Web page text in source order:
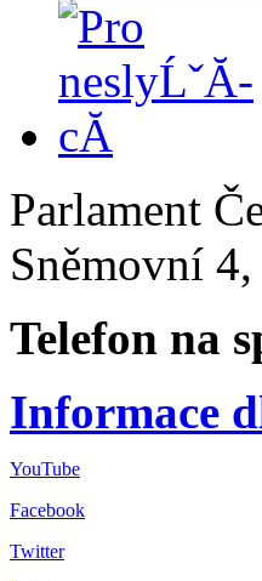
Parlament
Sněmovní
Telefon na
Informace
YouTube
Facebook
Twitter